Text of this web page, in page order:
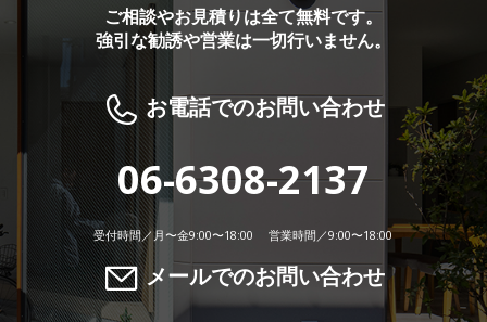
ご相談やお見積りは全て無料です。
強引な勧誘や営業は一切行いません。
お電話でのお問い合わせ
06-6308-2137
受付時間／月〜金9:00〜18:00 営業時間／9:00〜18:00
メールでのお問い合わせ